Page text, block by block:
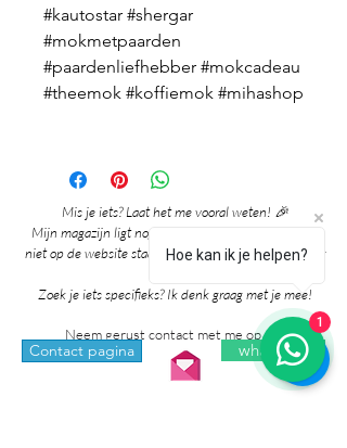
#kautostar #shergar
#mokmetpaarden
#paardenliefhebber #mokcadeau
#theemok #koffiemok #mihashop
Mis je iets? Laat het me vooral weten! 🎉
Mijn magazijn ligt nog vol mooie producten die nog
niet op de website staan. Grote kans dat ik het al voor
Zoek je iets specifieks? Ik denk graag met je mee!
Neem gerust contact met me op via:
Contact pagina whatsapp
Hoe kan ik je helpen?
1